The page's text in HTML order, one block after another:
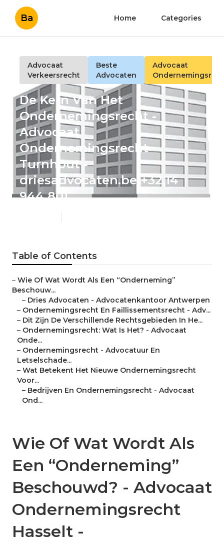
Ba Home Categories
Advocaat
Verkeersrecht
Beste
Advocaten
Advocaat
De Kern Van Het
Ondernemingsrecht -
Advocaat
Ondernemingsrecht
Turnhout -
driesadvocaten.be +32 14
944 801
Table of Contents
– Wie Of Wat Wordt Als Een “Onderneming”
Beschouw...
– Dries Advocaten - Advocatenkantoor Antwerpen
– Ondernemingsrecht En Faillissementsrecht - Adv...
– Dit Zijn De Verschillende Rechtsgebieden In He...
– Ondernemingsrecht: Wat Is Het? - Advocaat
Onde...
– Ondernemingsrecht - Advocatuur En
Letselschade...
– Wat Betekent Het Nieuwe Ondernemingsrecht
Voor...
– Bedrijven En Ondernemingsrecht - Advocaat
Ond...
Wie Of Wat Wordt Als
Een “Onderneming”
Beschouwd? - Advocaat
Ondernemingsrecht
Hasselt -